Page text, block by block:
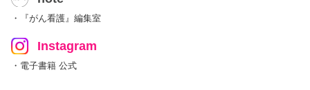
・『がん看護』編集室
Instagram
・電子書籍 公式